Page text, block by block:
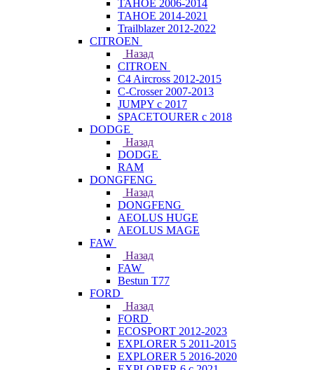
TAHOE 2006-2014
TAHOE 2014-2021
Trailblazer 2012-2022
CITROEN
Назад
CITROEN
C4 Aircross 2012-2015
C-Crosser 2007-2013
JUMPY с 2017
SPACETOURER с 2018
DODGE
Назад
DODGE
RAM
DONGFENG
Назад
DONGFENG
AEOLUS HUGE
AEOLUS MAGE
FAW
Назад
FAW
Bestun T77
FORD
Назад
FORD
ECOSPORT 2012-2023
EXPLORER 5 2011-2015
EXPLORER 5 2016-2020